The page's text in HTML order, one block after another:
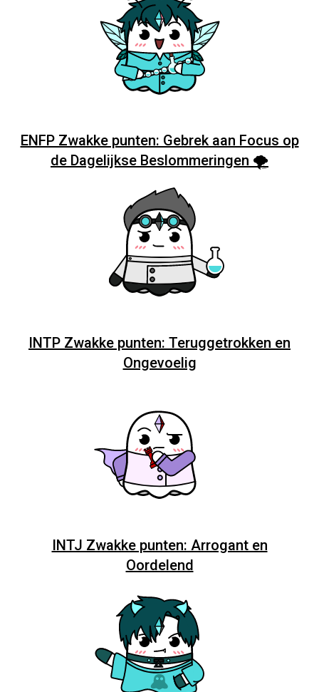
ENFP Zwakke punten: Gebrek aan Focus op
de Dagelijkse Beslommeringen 🌪️
INTP Zwakke punten: Teruggetrokken en
Ongevoelig
INTJ Zwakke punten: Arrogant en
Oordelend